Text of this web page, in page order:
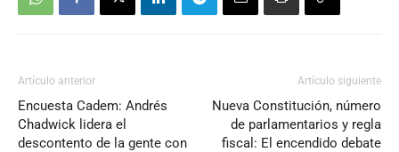
Artículo anterior
Encuesta Cadem: Andrés
Chadwick lidera el
descontento de la gente con
Artículo siguiente
Nueva Constitución, número
de parlamentarios y regla
fiscal: El encendido debate